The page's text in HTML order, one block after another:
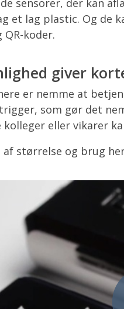
et lag plastic. Og de
koder.
giver
er nemme at
som gør det
kolleger eller vikarer
af størrelse og brug